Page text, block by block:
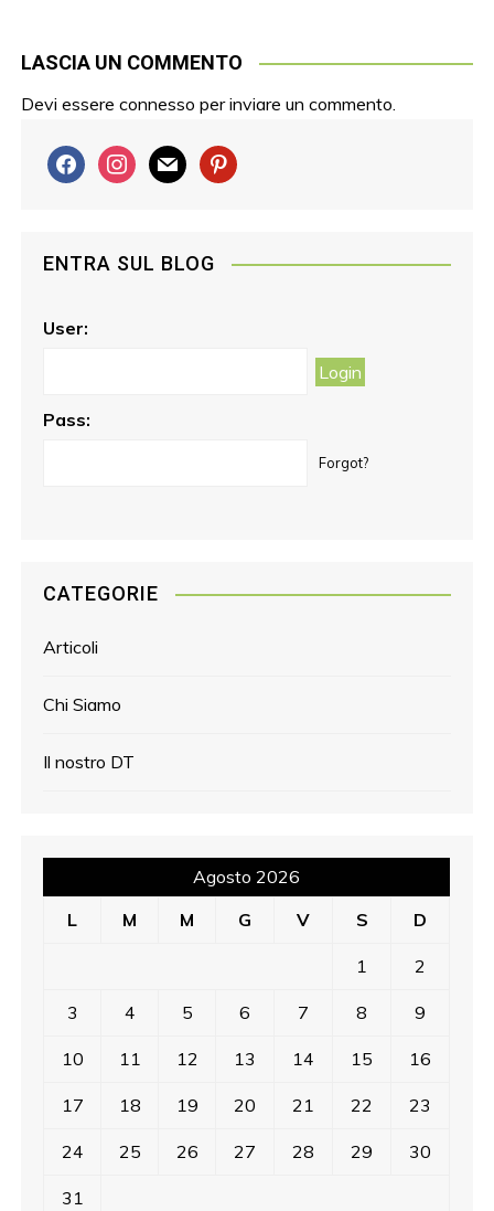
LASCIA UN COMMENTO
Devi essereconnesso per inviare un commento.
f
a
b
o
i
n
a
m
a
p
e
ENTRA SUL BLOG
User:
Pass:
Forgot?
CATEGORIE
Articoli
Chi Siamo
Il nostro DT
Agosto 2026
L
M M G V S D
1 2
3 4 5 6 7 8 9
10 11 12 13 14 15 16
17 18 19 20 21 22 23
24 25 26 27 28 29 30
31